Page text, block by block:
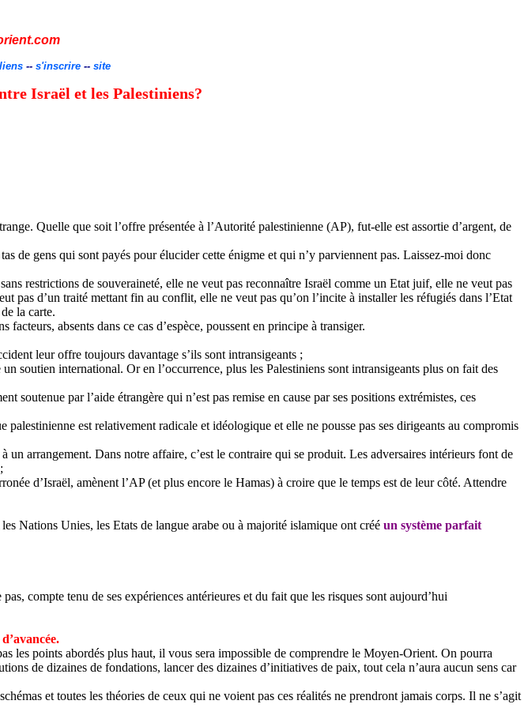
liens-- s'inscrire -- site
Israël et les Palestiniens?
Quelle que soit l’offre présentée à l’Autorité palestinienne (AP), fut-elle est assortie d’argent, de
de gens qui sont payés pour élucider cette énigme et qui n’y parviennent pas. Laissez-moi donc
restrictions de souveraineté, elle ne veut pas reconnaître Israël comme un Etat juif, elle ne veut pas
pas d’un traité mettant fin au conflit, elle ne veut pas qu’on l’incite à installer les réfugiés dans l’Etat
la carte.
absents dans ce cas d’espèce, poussent en principe à transiger.
leur offre toujours davantage s’ils sont intransigeants ;
soutien international. Or en l’occurrence, plus les Palestiniens sont intransigeants plus on fait des
soutenue par l’aide étrangère qui n’est pas remise en cause par ses positions extrémistes, ces
est relativement radicale et idéologique et elle ne pousse pas ses dirigeants au compromis
arrangement. Dans notre affaire, c’est le contraire qui se produit. Les adversaires intérieurs font de
d’Israël, amènent l’AP (et plus encore le Hamas) à croire que le temps est de leur côté. Attendre
Nations Unies, les Etats de langue arabe ou à majorité islamique ont créé un système parfait
compte tenu de ses expériences antérieures et du fait que les risques sont aujourd’hui
les points abordés plus haut, il vous sera impossible de comprendre le Moyen-Orient. On pourra
de dizaines de fondations, lancer des dizaines d’initiatives de paix, tout cela n’aura aucun sens car
et toutes les théories de ceux qui ne voient pas ces réalités ne prendront jamais corps. Il ne s’agit